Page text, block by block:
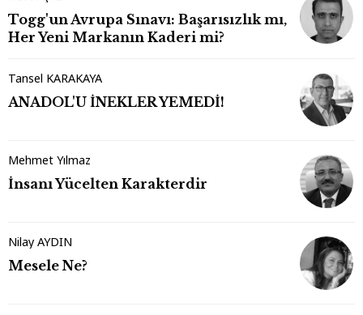
Togg'un Avrupa Sınavı: Başarısızlık mı,
Her Yeni Markanın Kaderi mi?
Tansel KARAKAYA
ANADOL'U İNEKLER YEMEDİ!
Mehmet Yılmaz
İnsanı Yücelten Karakterdir
Nilay AYDIN
Mesele Ne?